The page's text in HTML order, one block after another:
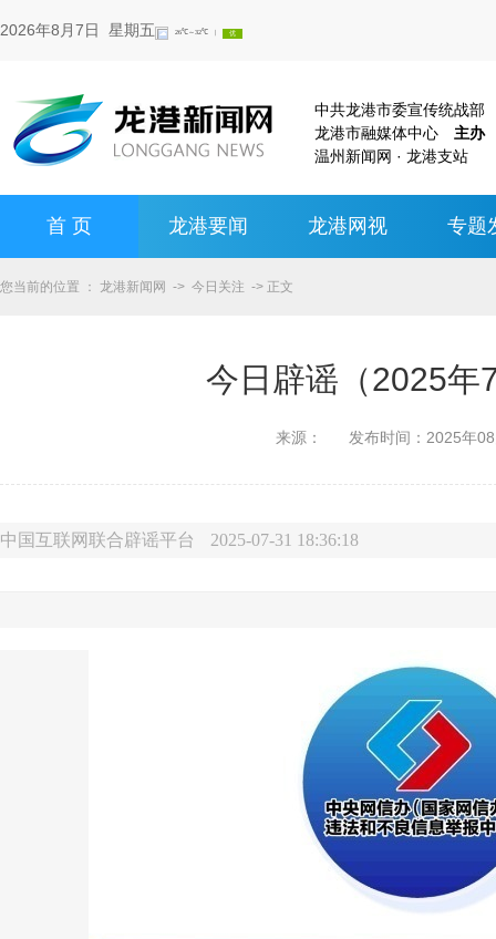
2026年8月7日 星期五
中共龙港市委宣传统战
龙港市融媒体中心 主办
温州新闻网 · 龙港支站
首 页 龙港要闻 龙港网视 专题
您当前的位置 ： 龙港新闻网 -> 今日关注 -> 正文
今日辟谣（2025年
来源： 发布时间： 2025年
中国互联网联合辟谣平台 2025-07-31 18:36:18